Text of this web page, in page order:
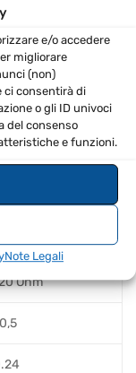
e/o accedere
migliorare
(non)
ci consentirà di
o gli ID univoci
del consenso
e funzioni.
Note Legali
da 3,5 mm
a 6,3 mm
dB (1 kHz, 1 V)
Ohm